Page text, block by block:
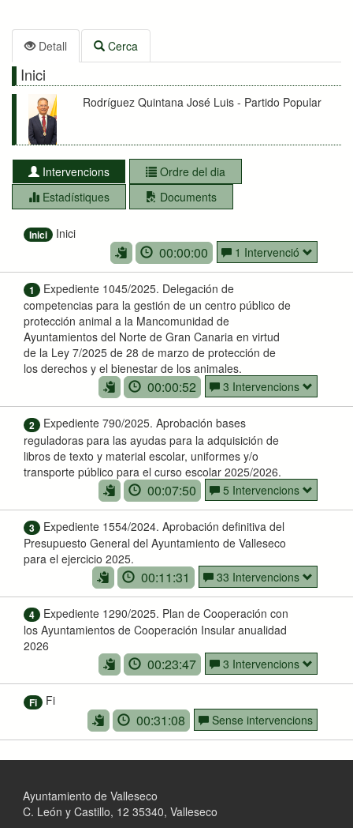
Detall Cerca
Inici
Rodríguez Quintana José Luis - Partido Popular
Intervencions
Ordre del dia
Estadístiques
Documents
Inici Inici
00:00:00 1 Intervenció
1
Expediente 1045/2025. Delegación de
competencias para la gestión de un centro público de
protección animal a la Mancomunidad de
Ayuntamientos del Norte de Gran Canaria en virtud
de la Ley 7/2025 de 28 de marzo de protección de
los derechos y el bienestar de los animales.
00:00:52 3 Intervencions
2
Expediente 790/2025. Aprobación bases
reguladoras para las ayudas para la adquisición de
libros de texto y material escolar, uniformes y/o
transporte público para el curso escolar 2025/2026.
00:07:50 5 Intervencions
3
Expediente 1554/2024. Aprobación definitiva del
Presupuesto General del Ayuntamiento de Valleseco
para el ejercicio 2025.
00:11:31 33 Intervencions
4
Expediente 1290/2025. Plan de Cooperación con
los Ayuntamientos de Cooperación Insular anualidad
2026
00:23:47 3 Intervencions
Fi Fi
00:31:08 Sense intervencions
Ayuntamiento de Valleseco
C. León y Castillo, 12 35340, Valleseco